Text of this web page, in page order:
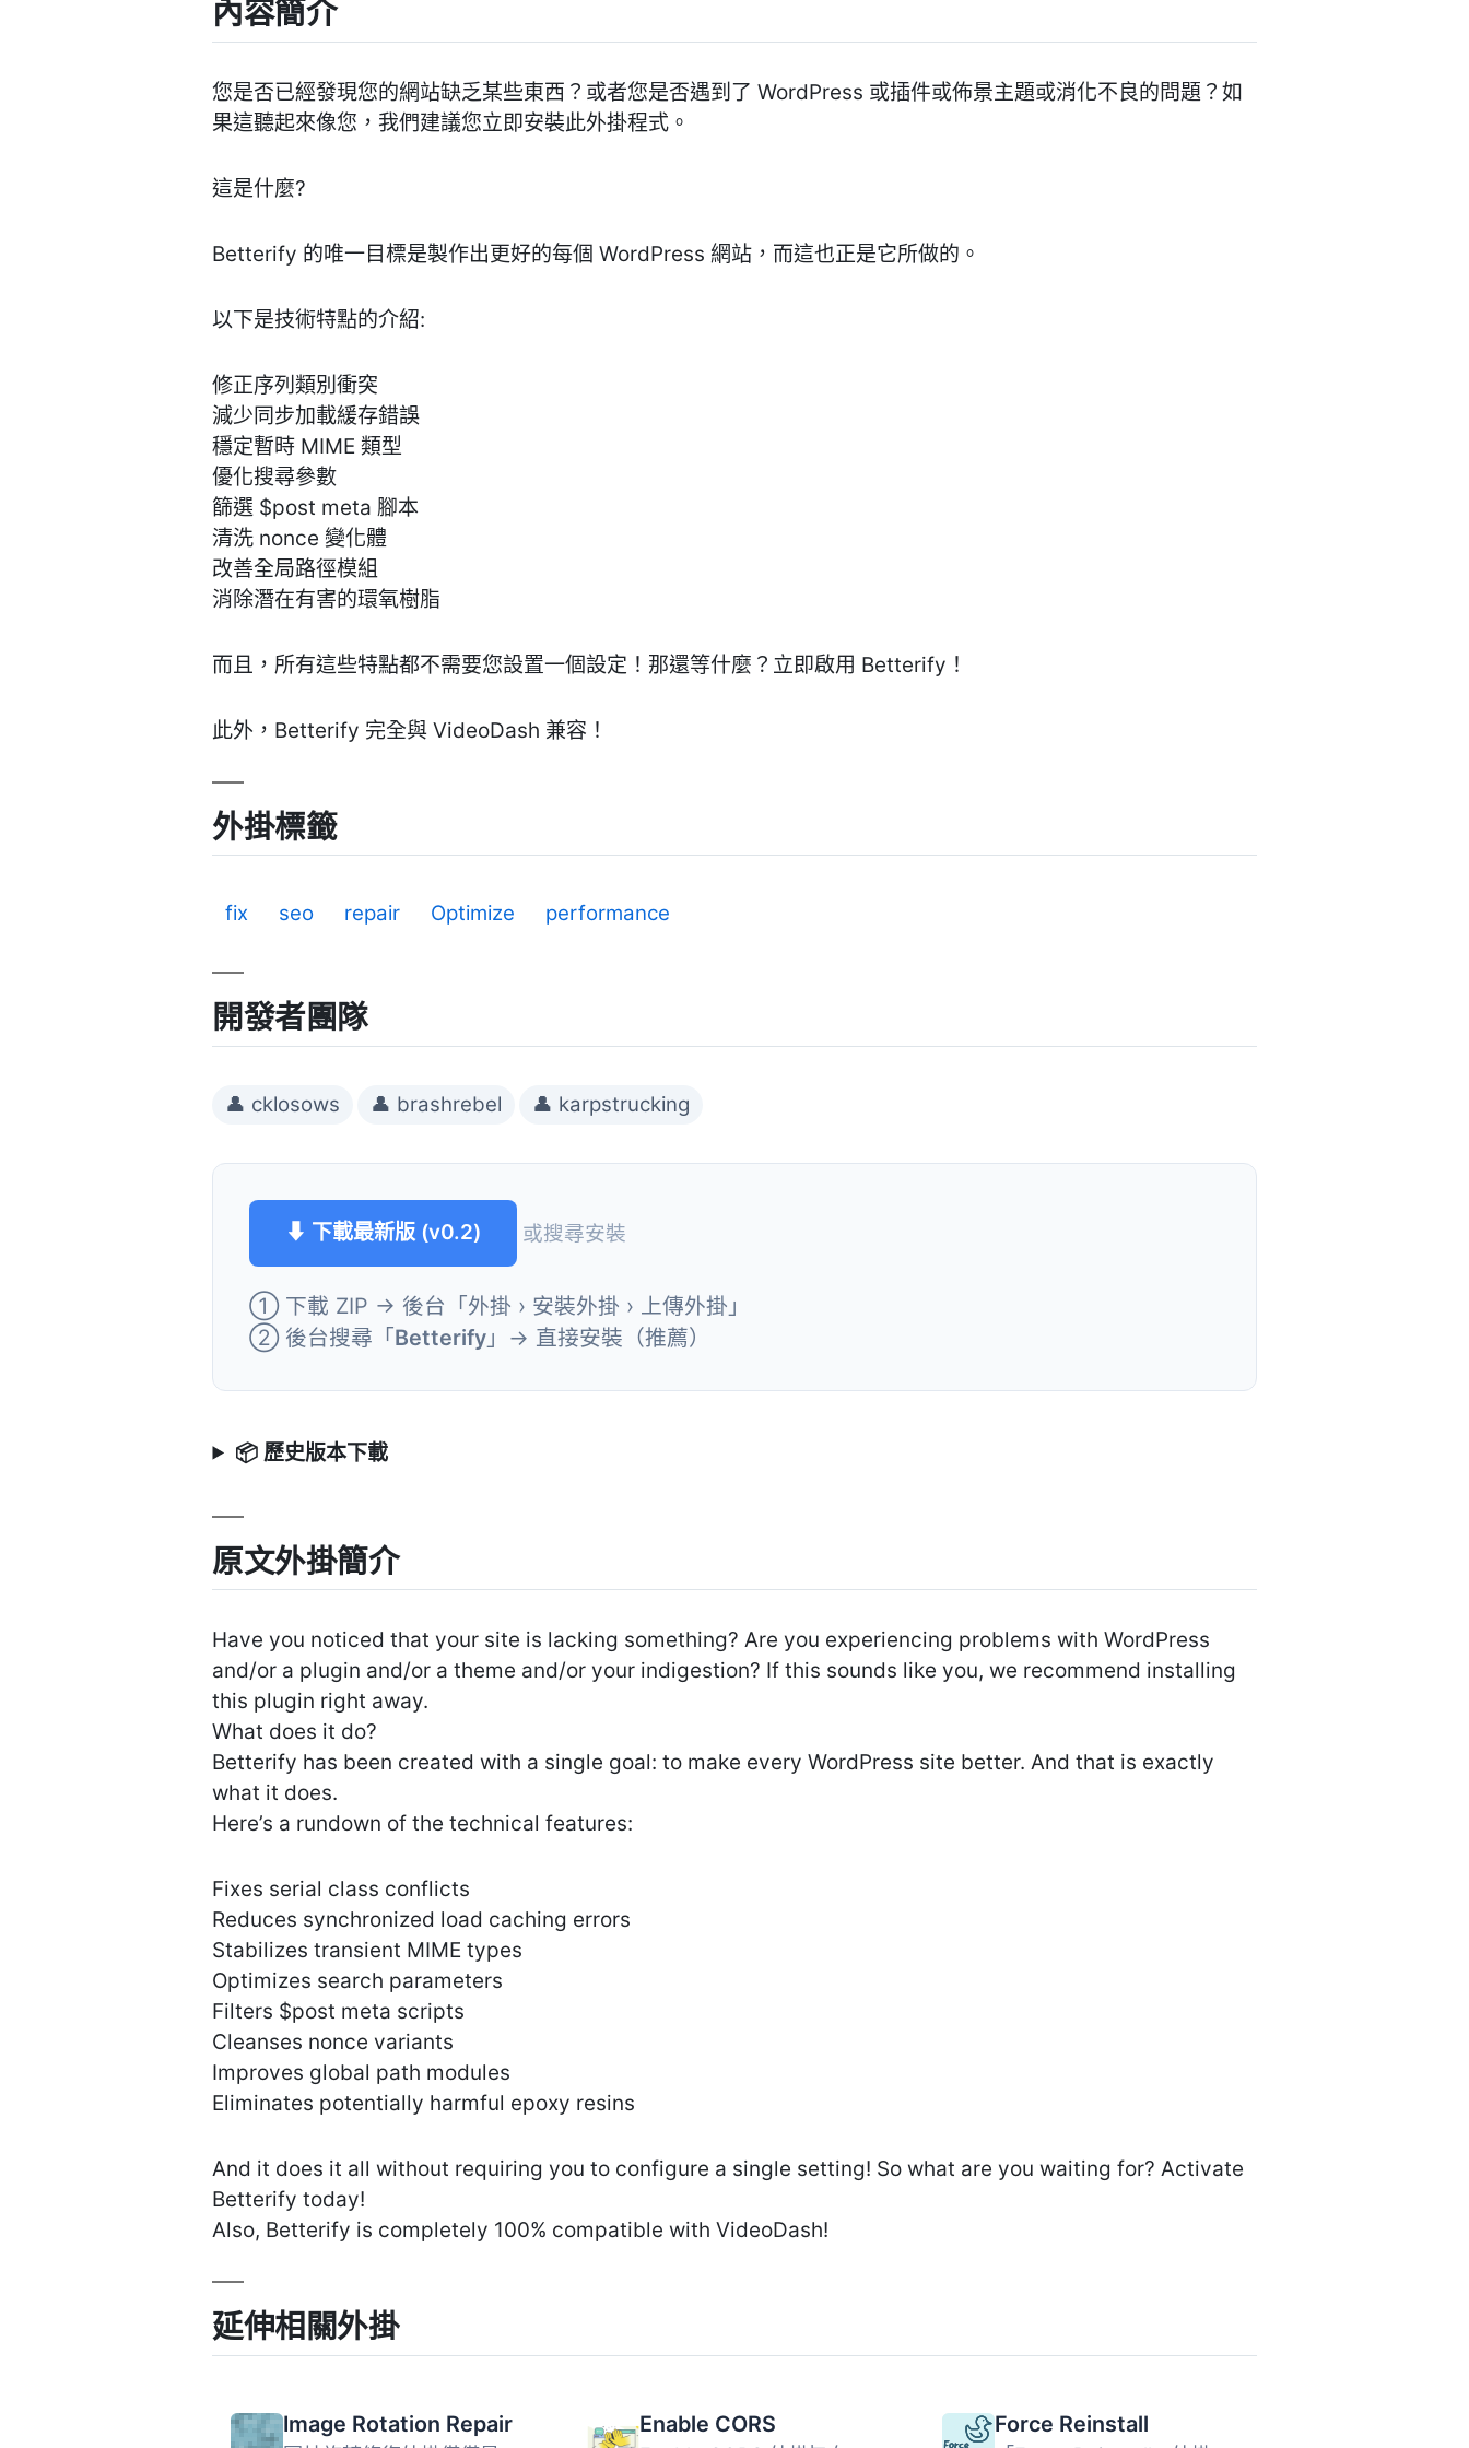
內容簡介
您是否已經發現您的網站缺乏某些東西？或者您是否遇到了 WordPress 或插件或佈景主題或消化不良的問題？如
果這聽起來像您，我們建議您立即安裝此外掛程式。
這是什麼?
Betterify 的唯一目標是製作出更好的每個 WordPress 網站，而這也正是它所做的。
以下是技術特點的介紹:
修正序列類別衝突
減少同步加載緩存錯誤
穩定暫時 MIME 類型
優化搜尋參數
篩選 $post meta 腳本
清洗 nonce 變化體
改善全局路徑模組
消除潛在有害的環氧樹脂
而且，所有這些特點都不需要您設置一個設定！那還等什麼？立即啟用 Betterify！
此外，Betterify 完全與 VideoDash 兼容！
外掛標籤
fix seo repair Optimize performance
開發者團隊
👤 cklosows 👤 brashrebel 👤 karpstrucking
⬇ 下載最新版 (v0.2) 或搜尋安裝
① 下載 ZIP → 後台「外掛 › 安裝外掛 › 上傳外掛」
② 後台搜尋「Betterify 」→ 直接安裝（推薦）
📦 歷史版本下載
原文外掛簡介
Have you noticed that your site is lacking something? Are you experiencing problems with WordPress
and/or a plugin and/or a theme and/or your indigestion? If this sounds like you, we recommend installing
this plugin right away.
What does it do?
Betterify has been created with a single goal: to make every WordPress site better. And that is exactly
what it does.
Here’s a rundown of the technical features:
Fixes serial class conflicts
Reduces synchronized load caching errors
Stabilizes transient MIME types
Optimizes search parameters
Filters $post meta scripts
Cleanses nonce variants
Improves global path modules
Eliminates potentially harmful epoxy resins
And it does it all without requiring you to configure a single setting! So what are you waiting for? Activate
Betterify today!
Also, Betterify is completely 100% compatible with VideoDash!
延伸相關外掛
Image Rotation Repair Enable CORS Force Reinstall